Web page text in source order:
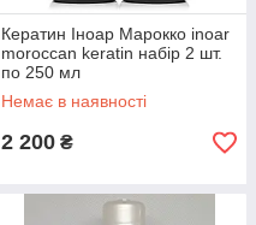
Кератин Іноар Марокко inoar
moroccan keratin набір 2 шт.
по 250 мл
Немає в наявності
2 200 ₴